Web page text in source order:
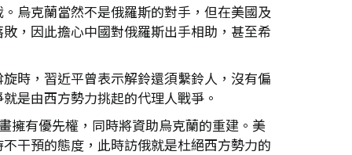
烏克蘭當然不是俄羅斯的對手，但在美國及
，因此擔心中國對俄羅斯出手相助，甚至希
時，習近平曾表示解鈴還須繫鈴人，沒有偏
是由西方勢力挑起的代理人戰爭。
擁有優先權，同時將資助烏克蘭的重建。美
干預的態度，此時訪俄就是杜絕西方勢力的